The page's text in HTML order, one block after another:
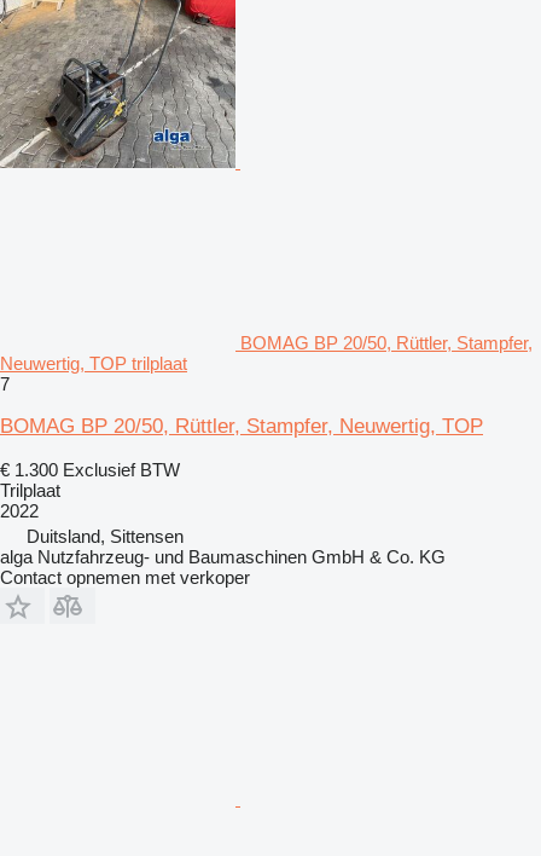
BOMAG BP 20/50, Rüttler, Stampfer,
Neuwertig, TOP trilplaat
7
BOMAG BP 20/50, Rüttler, Stampfer, Neuwertig, TOP
€ 1.300 Exclusief BTW
Trilplaat
2022
Duitsland, Sittensen
alga Nutzfahrzeug- und Baumaschinen GmbH & Co. KG
Contact opnemen met verkoper